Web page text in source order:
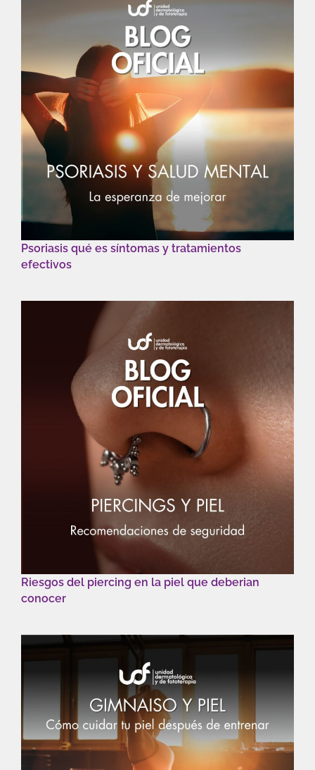
Psoriasis qué es síntomas y tratamientos
efectivos
Riesgos del piercing en la piel que deberian
conocer